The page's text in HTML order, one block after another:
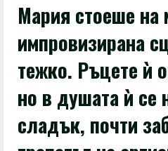
Мария стоеше на
импровизирана
тежко. Ръцете ѝ
но в душата ѝ се
сладък, почти